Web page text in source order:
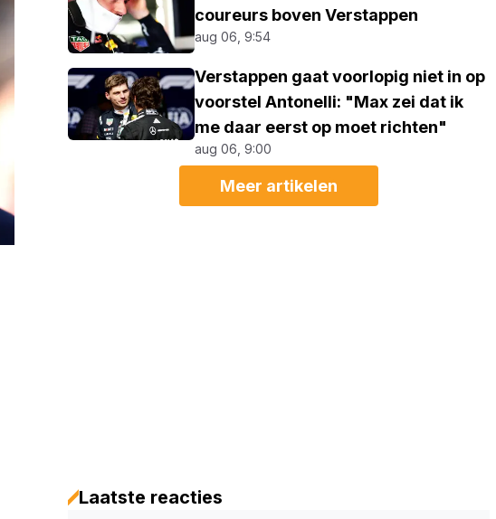
coureurs boven Verstappen
aug 06, 9:54
Verstappen gaat voorlopig niet in op
voorstel Antonelli: "Max zei dat ik
me daar eerst op moet richten"
aug 06, 9:00
Meer artikelen
Laatste reacties